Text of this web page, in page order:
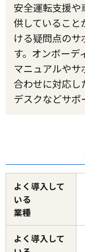
安全運転支援
供していること
ける疑問点の
す。オンボー
マニュアルや
合わせに対応し
デスクなどサポ
よく導入して
いる
業種
よく導入して